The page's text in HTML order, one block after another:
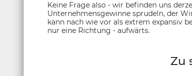
Keine Frage also - wir befinden uns
Unternehmensgewinne sprudeln, der
kann nach wie vor als extrem expansiv
nur eine Richtung - aufwärts.
Zu